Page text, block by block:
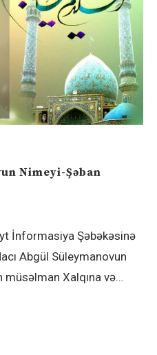
Nimeyi-Şəban
İnformasiya Şəbəkəsinə
Abgül Süleymanovun
müsəlman Xalqına və…